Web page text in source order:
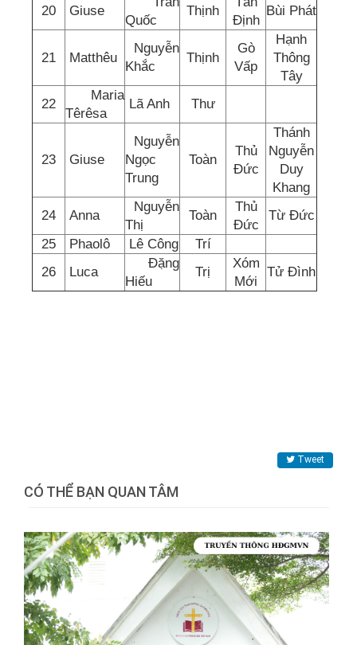
20 Giuse
Quốc
Thịnh
Định
Bùi Phát
21 Matthêu
Nguyễn
Khắc
Thịnh
Gò
Vấp
Hạnh
Thông
Tây
22
Maria
Têrêsa
Lã Anh Thư
23 Giuse
Nguyễn
Ngọc
Trung
Toàn
Thủ
Đức
Thánh
Nguyễn
Duy
Khang
24
Anna
Nguyễn
Thị
Toàn
Thủ
Đức
Từ Đức
25
Phaolô Lê Công
Trí
26
Luca
Đặng
Hiếu
Trị
Xóm
Mới
Tử Đình
Tweet
CÓ THỂ BẠN QUAN TÂM